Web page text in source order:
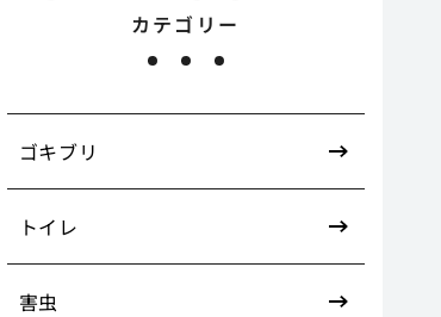
カテゴリー
ゴキブリ
トイレ
害虫